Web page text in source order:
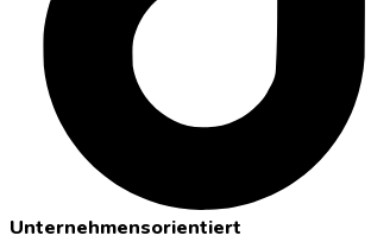
Unternehmensorientiert